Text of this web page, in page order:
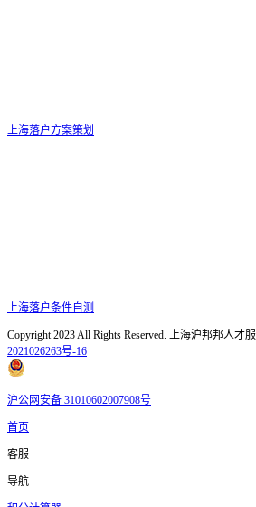
上海落户方案策划
上海落户条件自测
Copyright 2023 All Rights Reserved. 上海沪邦邦人才
2021026263号-16
沪公网安备 31010602007908号
首页
客服
导航